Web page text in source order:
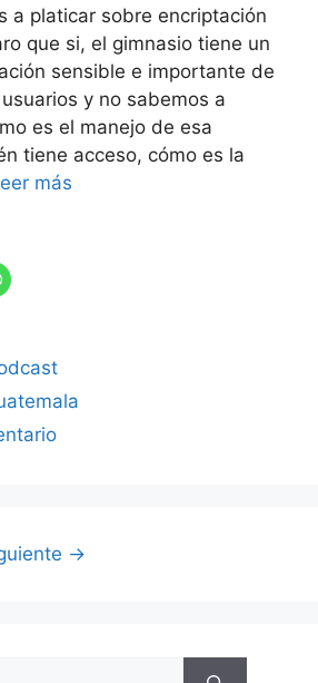
a platicar sobre encriptación
que si, el gimnasio tiene un
sensible e importante de
y no sabemos a
es el manejo de esa
tiene acceso, cómo es la
más
→